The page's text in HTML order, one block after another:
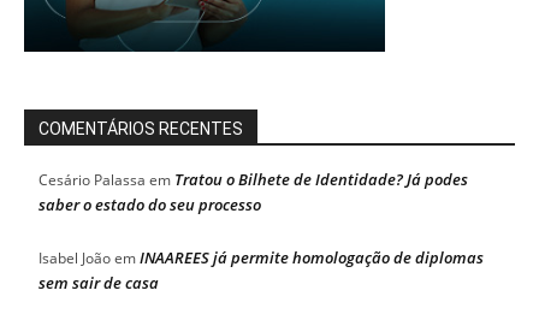
COMENTÁRIOS RECENTES
Cesário Palassa em Tratou o Bilhete de Identidade? Já podes
saber o estado do seu processo
Isabel JoãoemINAAREES já permite homologação de diplomas
sem sair de casa